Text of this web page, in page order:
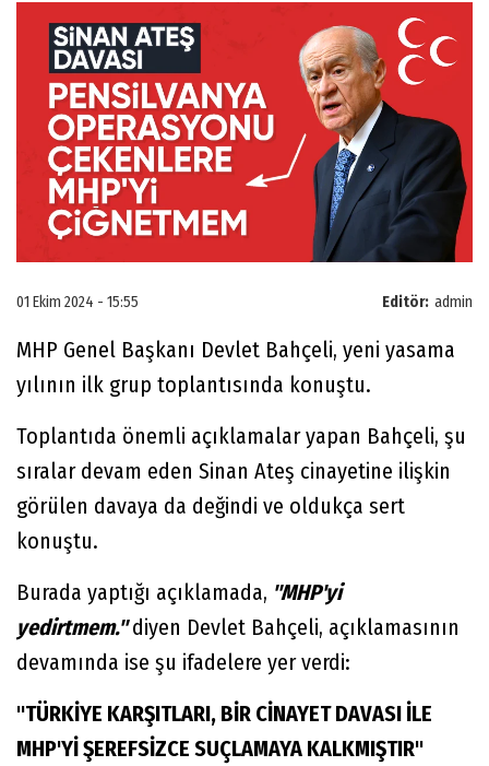
Editör: admin
01 Ekim 2024 - 15:55
MHP Genel Başkanı Devlet Bahçeli, yeni yasama
yılının ilk grup toplantısında konuştu.
Toplantıda önemli açıklamalar yapan Bahçeli, şu
sıralar devam eden Sinan Ateş cinayetine ilişkin
görülen davaya da değindi ve oldukça sert
konuştu.
Burada yaptığı açıklamada, "MHP'yi
yedirtmem."diyen Devlet Bahçeli, açıklamasının
devamında ise şu ifadelere yer verdi:
"TÜRKİYE KARŞITLARI, BİR CİNAYET DAVASI İLE
MHP'Yİ ŞEREFSİZCE SUÇLAMAYA KALKMIŞTIR"